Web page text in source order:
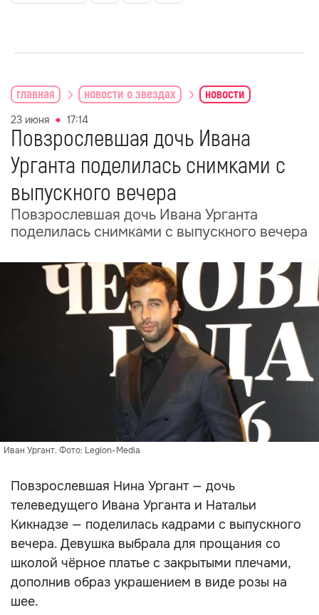
главная новости о звездах новости
23 июня 17:14
Повзрослевшая дочь Ивана
Урганта поделилась снимками с
выпускного вечера
Повзрослевшая дочь Ивана Урганта
поделилась снимками с выпускного вечера
Иван Ургант. Фото: Legion-Media
Повзрослевшая Нина Ургант — дочь
телеведущего Ивана Урганта и Натальи
Кикнадзе — поделилась кадрами с выпускного
вечера. Девушка выбрала для прощания со
школой чёрное платье с закрытыми плечами,
дополнив образ украшением в виде розы на
шее.